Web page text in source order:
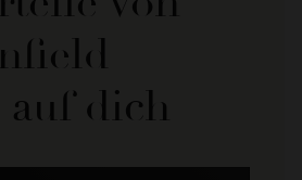
auf dich